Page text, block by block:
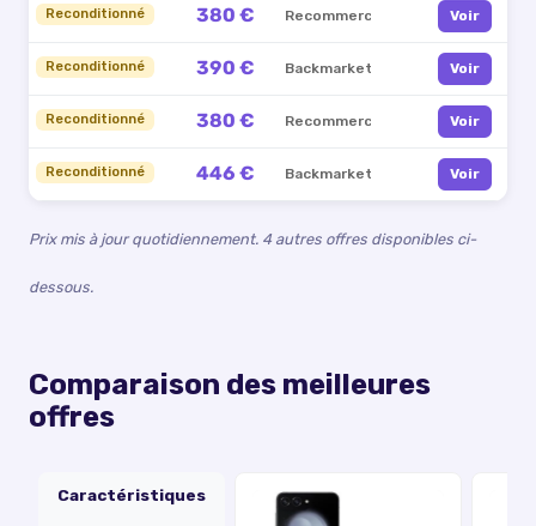
Reconditionné 380 € Recommerce Voir
Reconditionné 390 € Backmarket Voir
Reconditionné 380 € Recommerce Voir
Reconditionné 446 € Backmarket Voir
Prix mis à jour quotidiennement. 4 autres offres disponibles ci-
dessous.
Comparaison des meilleures
offres
Caractéristiques